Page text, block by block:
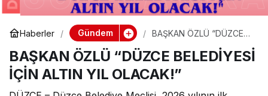
Haberler Gündem
BAŞKAN ÖZLÜ “DÜZCE
YIL OLACAK!”
BAŞKAN ÖZLÜ “DÜZCE BELEDİYESİ
İÇİN ALTIN YIL OLACAK!”